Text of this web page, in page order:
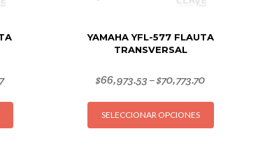
Este
YAMAHA YFL-577 FLAUTA
TRANSVERSAL
$66,973.53 –$70,773.70
SELECCIONAR OPCIONES
Este